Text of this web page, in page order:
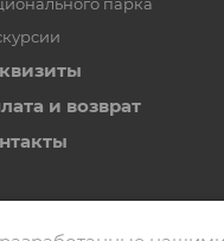
и возврат